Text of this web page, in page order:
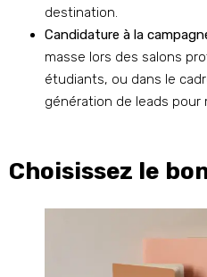
destination.
Candidature à la
masse lors des salons
étudiants, ou dans le
génération de leads pour
Choisissez le